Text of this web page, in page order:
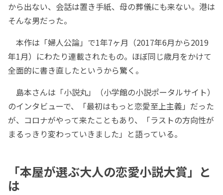
から出ない、会話は置き手紙、母の葬儀にも来ない。港は
そんな男だった。
本作は「婦人公論」で1年7ヶ月（2017年6月から2019
年1月）にわたり連載されたもの。ほぼ同じ歳月をかけて
全面的に書き直したというから驚く。
島本さんは「小説丸」（小学館の小説ポータルサイト）
のインタビューで、「最初はもっと恋愛至上主義」だった
が、コロナがやって来たこともあり、「ラストの方向性が
まるっきり変わっていきました」と語っている。
「本屋が選ぶ大人の恋愛小説大賞」と
は